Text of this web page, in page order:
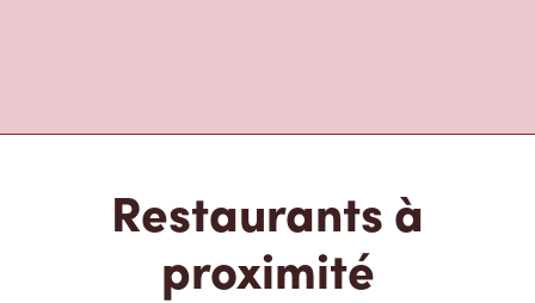
Restaurants à
proximité